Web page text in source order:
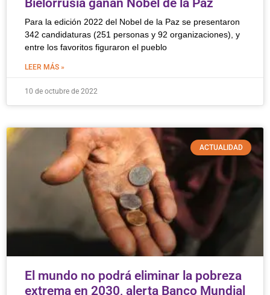
Bielorrusia ganan Nobel de la Paz
Para la edición 2022 del Nobel de la Paz se presentaron
342 candidaturas (251 personas y 92 organizaciones), y
entre los favoritos figuraron el pueblo
LEER MÁS »
10 de octubre de 2022
ACTUALIDAD
El mundo no podrá eliminar la pobreza
extrema en 2030, alerta Banco Mundial